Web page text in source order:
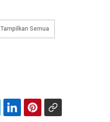
Tampilkan Semua